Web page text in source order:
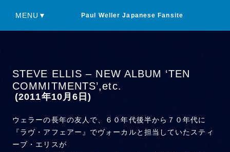
MENU▼ Paul Weller Japanese Fansite
STEVE ELLIS – NEW ALBUM ‘TEN
COMMITMENTS’,etc.
(2011年10月6日)
ウェラーの長年の友人で、６０年代後半から７０年代に
『ラヴ・アフェアー』でヴォーカルと担当していたスティ
ーブ・エリスが